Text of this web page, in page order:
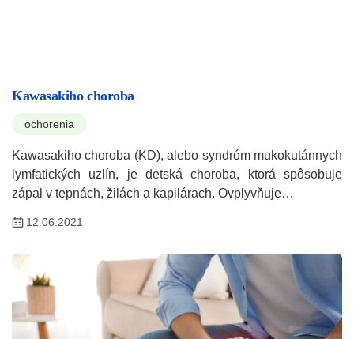
Kawasakiho choroba
ochorenia
Kawasakiho choroba (KD), alebo syndróm mukokutánnych
lymfatických uzlín, je detská choroba, ktorá spôsobuje
zápal v tepnách, žilách a kapilárach. Ovplyvňuje…
12.06.2021